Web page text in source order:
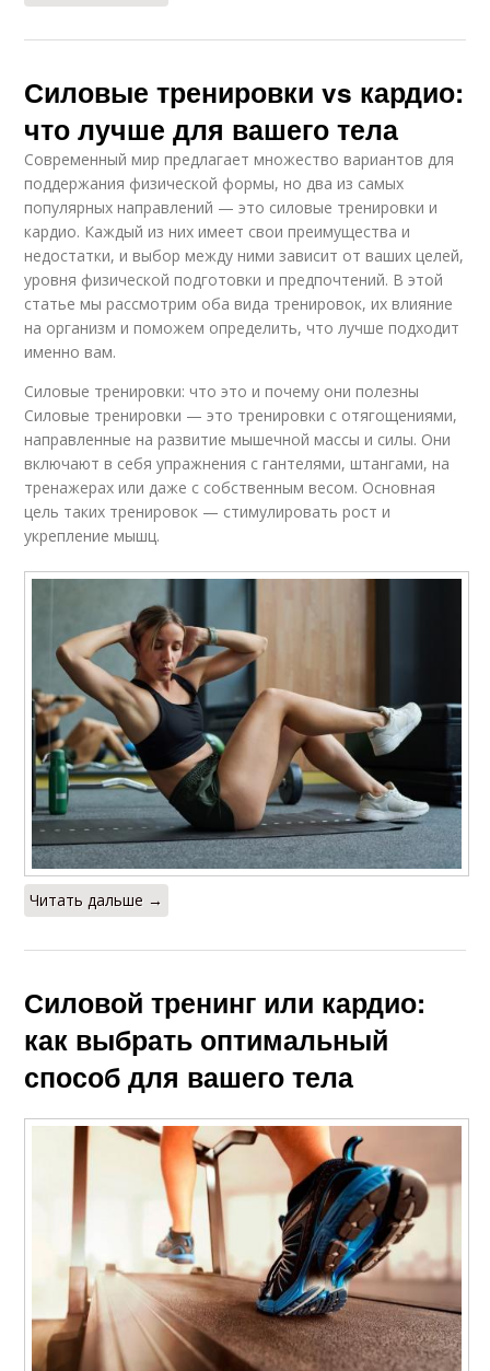
Силовые тренировки vs кардио:
что лучше для вашего тела
Современный мир предлагает множество вариантов для
поддержания физической формы, но два из самых
популярных направлений — это силовые тренировки и
кардио. Каждый из них имеет свои преимущества и
недостатки, и выбор между ними зависит от ваших целей,
уровня физической подготовки и предпочтений. В этой
статье мы рассмотрим оба вида тренировок, их влияние
на организм и поможем определить, что лучше подходит
именно вам.
Силовые тренировки: что это и почему они полезны
Силовые тренировки — это тренировки с отягощениями,
направленные на развитие мышечной массы и силы. Они
включают в себя упражнения с гантелями, штангами, на
тренажерах или даже с собственным весом. Основная
цель таких тренировок — стимулировать рост и
укрепление мышц.
Читать дальше →
Силовой тренинг или кардио:
как выбрать оптимальный
способ для вашего тела